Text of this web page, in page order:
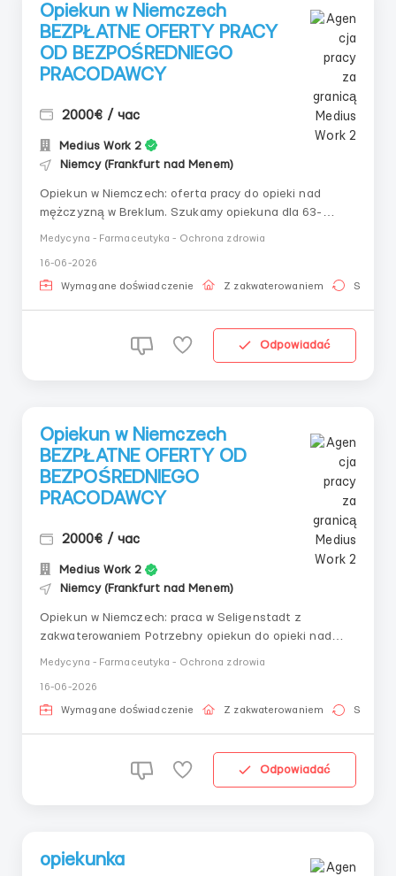
Opiekun w Niemczech
BEZPŁATNE OFERTY PRACY
OD BEZPOŚREDNIEGO
PRACODAWCY
2000€ / час
Medius Work 2
Niemcy (Frankfurt nad Menem)
Opiekun w Niemczech: oferta pracy do opieki nad
mężczyzną w Breklum. Szukamy opiekuna dla 63-
niemieckiego, odpowiedzialny i odporny na stres. O
pracy: Twój podopieczny to mężczyzna z
Medycyna - Farmaceutyka - Ochrona zdrowia
16-06-2026
Wymagane doświadczenie Z zakwaterowaniem Stała
Odpowiadać
Opiekun w Niemczech
BEZPŁATNE OFERTY OD
BEZPOŚREDNIEGO
PRACODAWCY
2000€ / час
Medius Work 2
Niemcy (Frankfurt nad Menem)
Opiekun w Niemczech: praca w Seligenstadt z
zakwaterowaniem Potrzebny opiekun do opieki nad
znajomość języka niemieckiego i być gotowym do
pracy bez palenia. O pracy: Państwa podopieczny –
Medycyna - Farmaceutyka - Ochrona zdrowia
16-06-2026
Wymagane doświadczenie Z zakwaterowaniem Stała
Odpowiadać
opiekunka